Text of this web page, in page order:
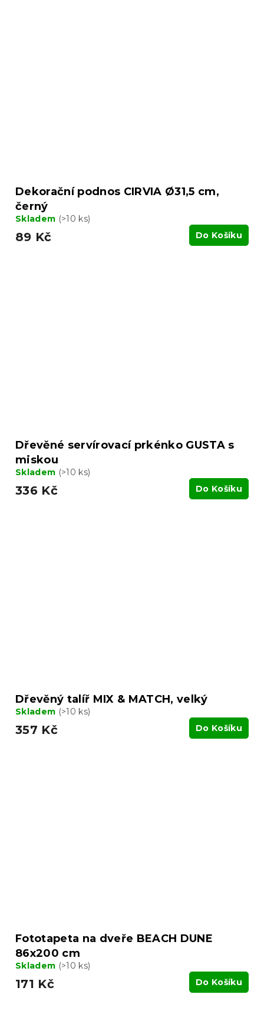
Dekorační podnos CIRVIA Ø31,5 cm,
černý
Skladem (>10 ks)
89 Kč Do Košíku
Dřevěné servírovací prkénko GUSTA s
miskou
Skladem (>10 ks)
336 Kč Do Košíku
Dřevěný talíř MIX & MATCH, velký
Skladem (>10 ks)
357 Kč Do Košíku
Fototapeta na dveře BEACH DUNE
86x200 cm
Skladem (>10 ks)
171 Kč Do Košíku